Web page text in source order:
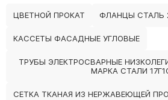
ЦВЕТНОЙ ПРОКАТ ФЛАНЦЫ СТАЛЬ
КАССЕТЫ ФАСАДНЫЕ УГЛОВЫЕ
ТРУБЫ ЭЛЕКТРОСВАРНЫЕ
МАРКА СТАЛИ
СЕТКА ТКАНАЯ ИЗ НЕРЖАВЕЮЩЕЙ